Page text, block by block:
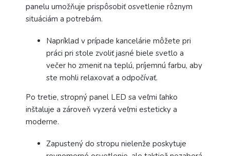
panelu umožňuje prispôsobiť osvetlenie rôznym
situáciám a potrebám.
Napríklad v prípade kancelárie môžete pri
práci pri stole zvoliť jasné biele svetlo a
večer ho zmeniť na teplú, príjemnú farbu, aby
ste mohli relaxovať a odpočívať.
Po tretie, stropný panel LED sa veľmi ľahko
inštaluje a zároveň vyzerá veľmi esteticky a
moderne.
Zapustený do stropu nielenže poskytuje